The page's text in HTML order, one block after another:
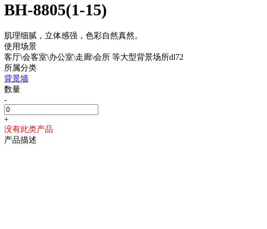
BH-8805(1-15)
肌理细腻，立体感强，色彩自然真然。
使用场景
客厅\会客室\办公室\走廊\会所 等大型背景场所dl72
所属分类
背景墙
数量
-
+
没有此类产品
产品描述